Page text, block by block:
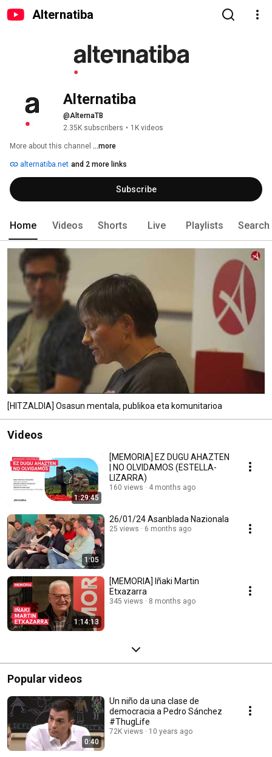
Alternatiba
Alternatiba
@AlternaTB
2.35K subscribers • 1K videos
More about this channel ...more
alternatiba.net and 2 more links
Subscribe
Home Videos Shorts Live Playlists Search
[HITZALDIA] Osasun mentala, publikoa eta komunitarioa
Videos
1:29:45
[MEMORIA] EZ DUGU AHAZTEN
| NO OLVIDAMOS (ESTELLA-
LIZARRA)
160 views 4 months ago
1:05
26/01/24 Asanblada Nazionala
25 views 6 months ago
1:14:13
[MEMORIA] Iñaki Martin
Etxazarra
345 views 8 months ago
Popular videos
0:40
Un niño da una clase de
democracia a Pedro Sánchez
#ThugLife
72K views 10 years ago